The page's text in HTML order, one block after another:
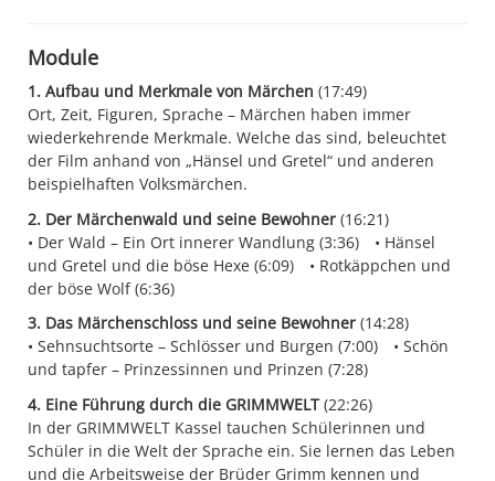
Module
1. Aufbau und Merkmale von Märchen (17:49)
Ort, Zeit, Figuren, Sprache – Märchen haben immer
wiederkehrende Merkmale. Welche das sind, beleuchtet
der Film anhand von „Hänsel und Gretel“ und anderen
beispielhaften Volksmärchen.
2. Der Märchenwald und seine Bewohner (16:21)
Der Wald – Ein Ort innerer Wandlung (3:36)
Hänsel
und Gretel und die böse Hexe (6:09)
Rotkäppchen und
der böse Wolf (6:36)
3. Das Märchenschloss und seine Bewohner (14:28)
Sehnsuchtsorte – Schlösser und Burgen (7:00)
Schön
und tapfer – Prinzessinnen und Prinzen (7:28)
4. Eine Führung durch die GRIMMWELT(22:26)
In der GRIMMWELT Kassel tauchen Schülerinnen und
Schüler in die Welt der Sprache ein. Sie lernen das Leben
und die Arbeitsweise der Brüder Grimm kennen und